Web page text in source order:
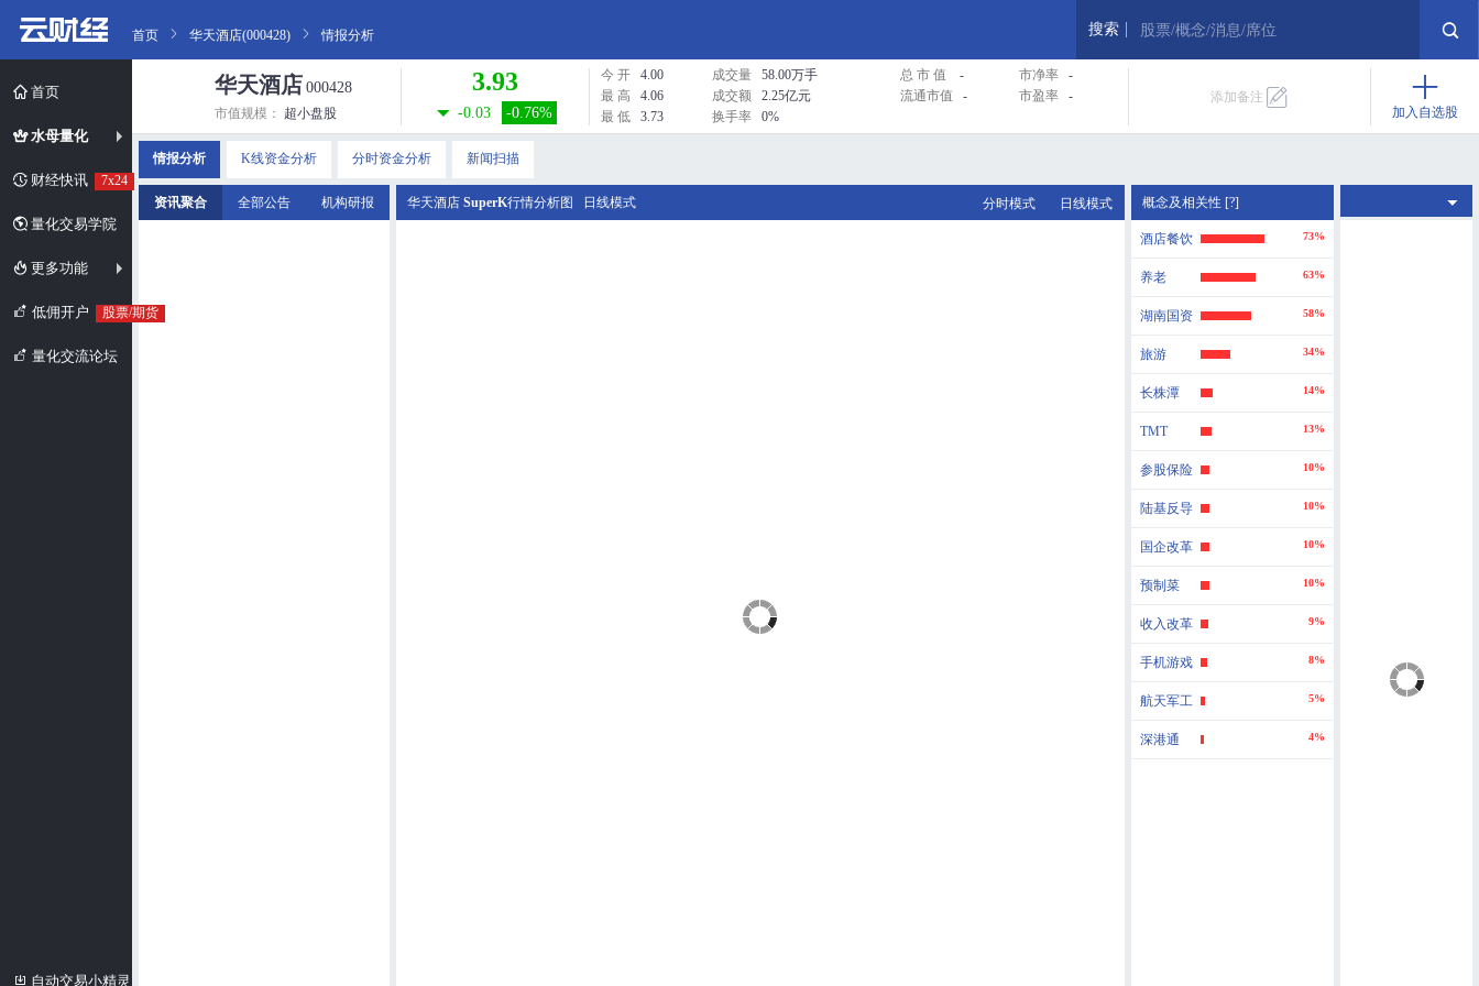
首页
水母量化
财经快讯 7x24
量化交易学院
更多功能
低佣开户 股票/期货
量化交流论坛
自动交易小精灵
首页 华天酒店(000428) 情报分析 搜索 股票/概念/消息/席位
华天酒店 000428
市值规模： 超小盘股
3.93
-0.03 -0.76%
今 开 4.00 成交量 58.00万手 总 市 值 - 市净率
-
最 高
4.06 成交额 2.25亿元 流通市值 - 市盈率
-
最 低
3.73 换手率 0%
添加备注
加入自选股
情报分析 K线资金分析 分时资金分析 新闻扫描
资讯聚合 全部公告 机构研报 概念及相关性 [?]
酒店餐饮 73%
养老 63%
湖南国资 58%
旅游 34%
长株潭 14%
TMT 13%
参股保险 10%
陆基反导 10%
国企改革 10%
预制菜 10%
收入改革 9%
手机游戏 8%
航天军工 5%
深港通 4%
华天酒店 SuperK行情分析图 日线模式 分时模式 日线模式